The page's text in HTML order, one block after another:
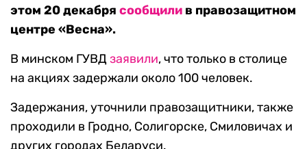
этом 20 декабря сообщили в правозащитном
центре «Весна».
В минском ГУВДзаявили, что только в столице
на акциях задержали около 100 человек.
Задержания, уточнили правозащитники, также
проходили в Гродно, Солигорске, Смиловичах и
других городах Беларуси.